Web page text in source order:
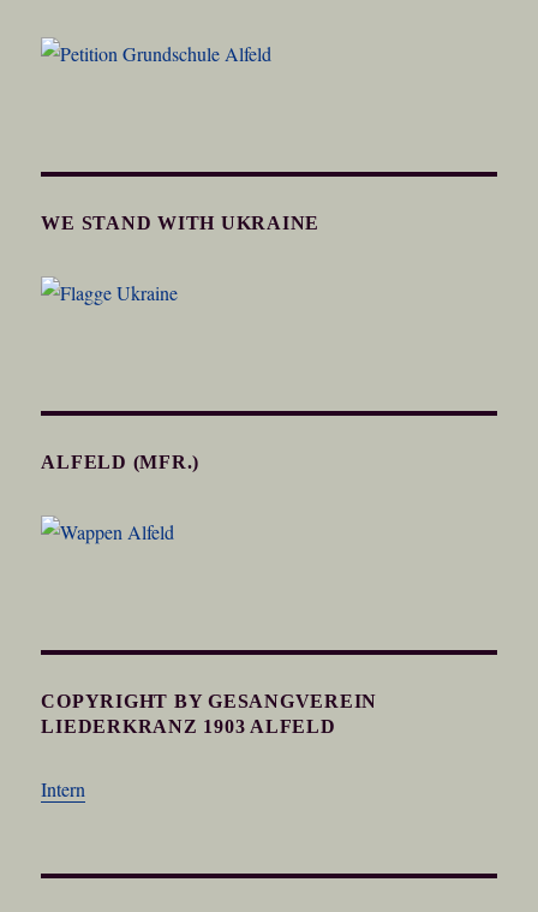
WE STAND WITH UKRAINE
ALFELD (MFR.)
COPYRIGHT BY GESANGVEREIN
LIEDERKRANZ 1903 ALFELD
Intern